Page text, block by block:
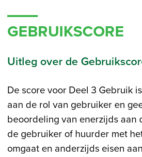
GEBRUIKSCORE
Uitleg over de
De score voor Deel 3 Gebruik
aan de rol van gebruiker en
beoordeling van enerzijds aan
de gebruiker of huurder met
omgaat en anderzijds eisen